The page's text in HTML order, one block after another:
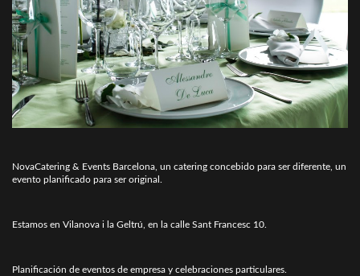
NovaCatering & Events Barcelona, un catering concebido para ser diferente, un
evento planificado para ser original.
Estamos en Vilanova i la Geltrú, en la calle Sant Francesc 10.
Planificación de eventos de empresa y celebraciones particulares.